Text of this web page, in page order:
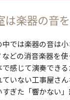
は楽器の音
中では楽器の音は
などの消音楽器を
で感じて演奏でき
ていない工事屋さ
すぎた「響かない